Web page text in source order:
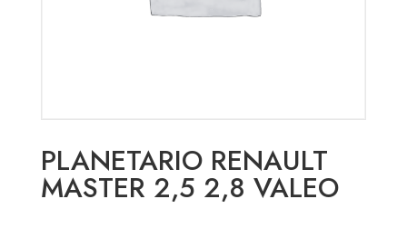
PLANETARIO RENAULT
MASTER 2,5 2,8 VALEO